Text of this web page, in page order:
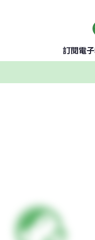
訂閱電